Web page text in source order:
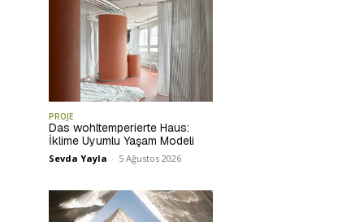
PROJE
Das wohltemperierte Haus:
İklime Uyumlu Yaşam Modeli
Sevda Yayla - 5 Ağustos 2026